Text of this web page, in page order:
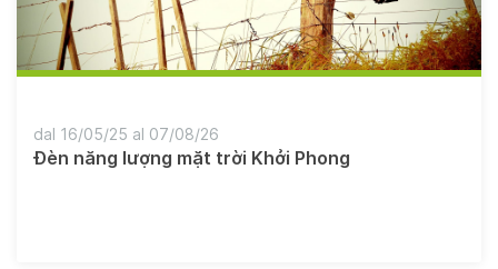
Đèn năng lượng mặt trời Khởi Phong
dal 16/05/25 al 07/08/26